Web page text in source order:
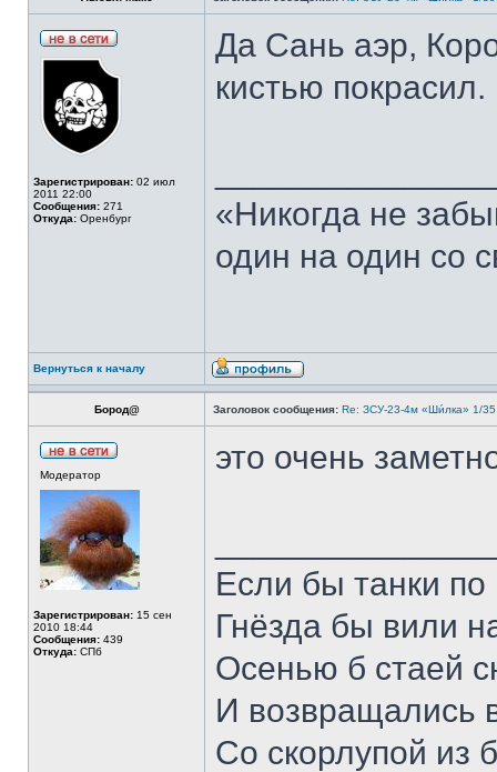
Зарегистрирован: 02 июл
2011 22:00
Сообщения: 271
Откуда: Оренбург
Да Сань аэр,
кистью покрасил.
«Никогда не
один на один со
Вернуться к началу
Бород@ Заголовок сообщения: Re: ЗСУ-23-4м «Ши́лка» 1/35
Модератор
Зарегистрирован: 15 сен
2010 18:44
Сообщения: 439
Откуда: СПб
это очень
Если бы танки по
Гнёзда бы вили
Осенью б стаей
И возвращались
Со скорлупой из